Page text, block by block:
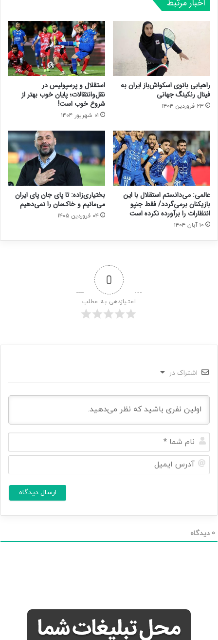
اخبار مرتبط
راهیابی بانوی اسکواش‌باز ایران به
فینال رنکینگ جهانی
۲۳ فروردین ۱۴۰۴
استقلال و پرسپولیس در
نقل‌وانتقالات؛ پایان خوب بهتر از
شروع خوب است!
۰۱ شهریور ۱۴۰۴
عالمی: می‌دانستم استقلال با این
بازیکنان برمی‌گردد/ فقط جنپو
انتظارات را برآورده نکرده است
۱۰ آبان ۱۴۰۴
بختیاری‌زاده: تا پای جان پای ایران
می‌مانیم و خاک‌مان را نمی‌دهیم
۰۴ فروردین ۱۴۰۵
0
امتیازدهی به مطلب
اشتراک در
م
م
0 دیدگاه